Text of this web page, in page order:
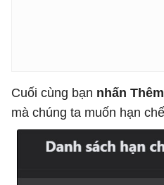
Cuối cùng bạn nhấn
mà chúng ta muốn hạn